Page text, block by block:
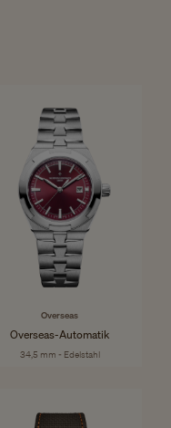
Overseas
Overseas-Automatik
34,5 mm - Edelstahl